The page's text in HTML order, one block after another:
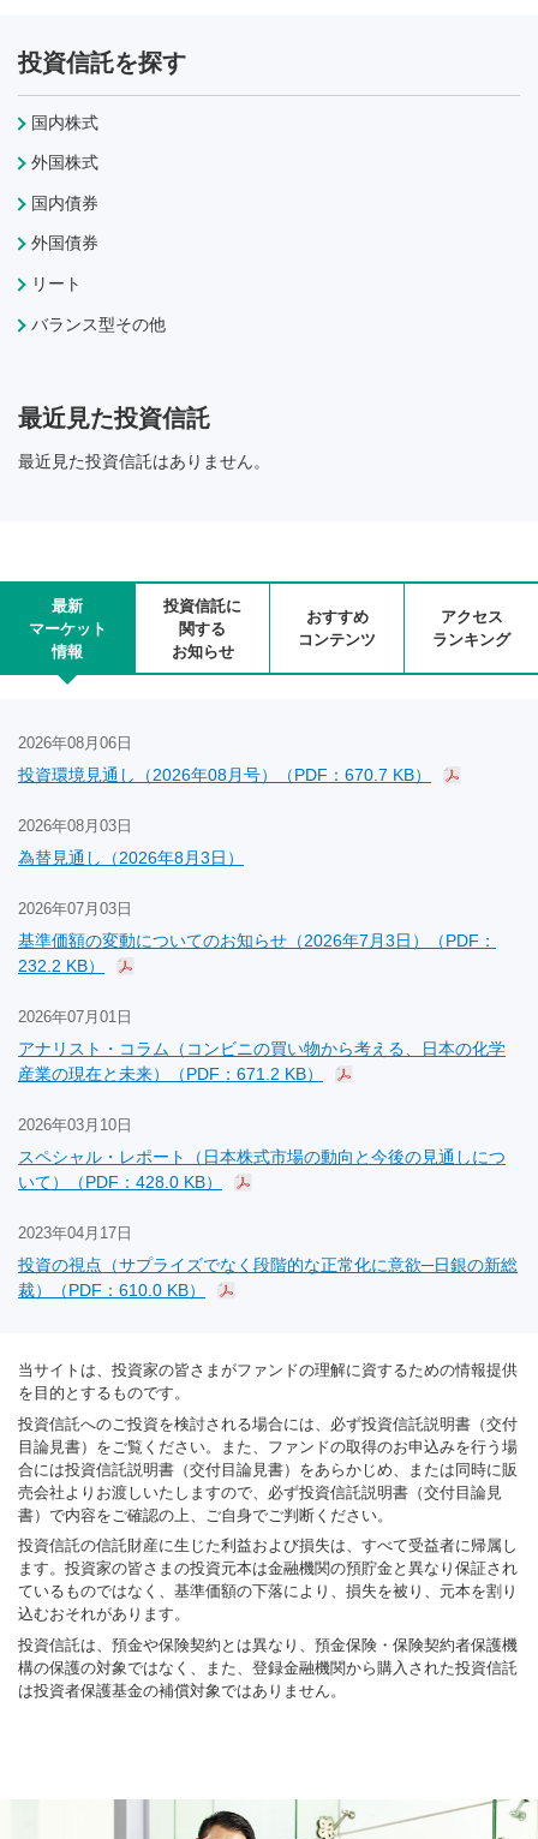
投資信託を探す
国内株式
外国株式
国内債券
外国債券
リート
バランス型その他
最近見た投資信託
最近見た投資信託はありません。
最新
マーケット
情報
投資信託に
関する
お知らせ
おすすめ
コンテンツ
アクセス
ランキング
2026年08月06日
投資環境見通し（2026年08月号）（PDF：670.7 KB）
2026年08月03日
為替見通し（2026年8月3日）
2026年07月03日
基準価額の変動についてのお知らせ（2026年7月3日）（PDF：
232.2 KB）
2026年07月01日
アナリスト・コラム（コンビニの買い物から考える、日本の化学
産業の現在と未来）（PDF：671.2 KB）
2026年03月10日
スペシャル・レポート（日本株式市場の動向と今後の見通しにつ
いて）（PDF：428.0 KB）
2023年04月17日
投資の視点（サプライズでなく段階的な正常化に意欲─日銀の新総
裁）（PDF：610.0 KB）
当サイトは、投資家の皆さまがファンドの理解に資するための情報提供
を目的とするものです。
投資信託へのご投資を検討される場合には、必ず投資信託説明書（交付
目論見書）をご覧ください。また、ファンドの取得のお申込みを行う場
合には投資信託説明書（交付目論見書）をあらかじめ、または同時に販
売会社よりお渡しいたしますので、必ず投資信託説明書（交付目論見
書）で内容をご確認の上、ご自身でご判断ください。
投資信託の信託財産に生じた利益および損失は、すべて受益者に帰属し
ます。投資家の皆さまの投資元本は金融機関の預貯金と異なり保証され
ているものではなく、基準価額の下落により、損失を被り、元本を割り
込むおそれがあります。
投資信託は、預金や保険契約とは異なり、預金保険・保険契約者保護機
構の保護の対象ではなく、また、登録金融機関から購入された投資信託
は投資者保護基金の補償対象ではありません。